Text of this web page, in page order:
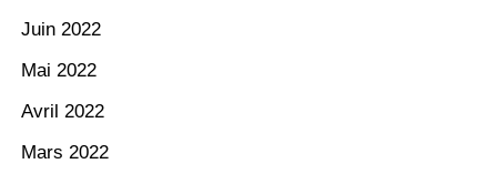
Juin 2022
Mai 2022
Avril 2022
Mars 2022